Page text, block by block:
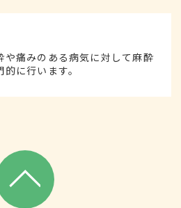
や痛みのある病気に対して麻酔
に行います。